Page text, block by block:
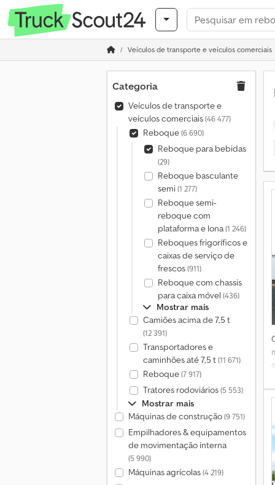
Veículos de transporte e veículos comerciais
Categoria
Veículos de transporte e
veículos comerciais(46 477)
Reboque(6 690)
Reboque para bebidas
(29)
Reboque basculante
semi(1 277)
Reboque semi-
reboque com
plataforma e lona(1 246)
Reboques frigoríficos e
caixas de serviço de
frescos(911)
Reboque com chassis
para caixa móvel (436)
Mostrar mais
Camiões acima de 7,5 t
(12 391)
Transportadores e
caminhões até 7,5 t(11 671)
Reboque(7 917)
Tratores rodoviários(5 553)
Mostrar mais
Máquinas de construção(9 751)
Empilhadores & equipamentos
de movimentação interna
(5 990)
Máquinas agrícolas(4 219)